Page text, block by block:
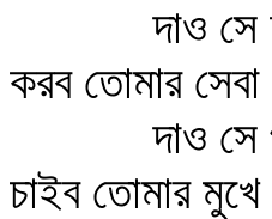
দাও
করব তোমার সেবা
দাও
চাইব তোমার মুখে